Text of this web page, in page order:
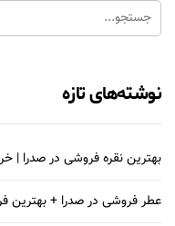
نوشته‌های تازه
بهترین نقره فروشی در صدرا |
عطر فروشی در صدرا + بهترین